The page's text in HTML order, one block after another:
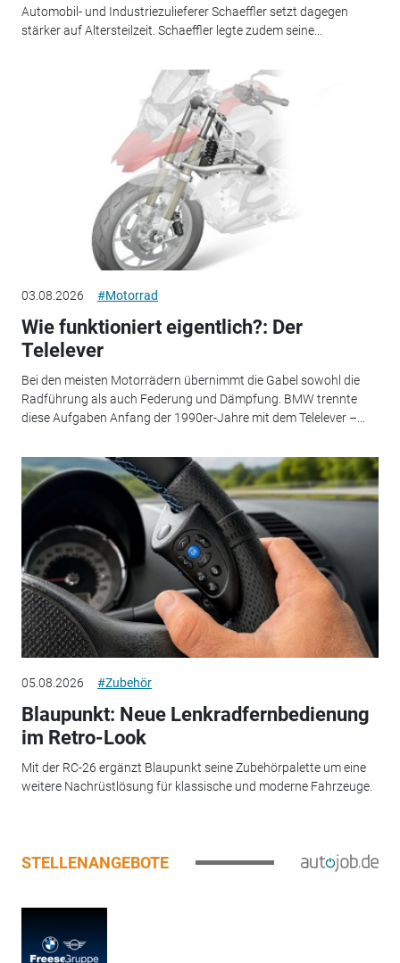
Automobil- und Industriezulieferer Schaeffler setzt dagegen
stärker auf Altersteilzeit. Schaeffler legte zudem seine...
03.08.2026 #Motorrad
Wie funktioniert eigentlich?: Der
Telelever
Bei den meisten Motorrädern übernimmt die Gabel sowohl die
Radführung als auch Federung und Dämpfung. BMW trennte
diese Aufgaben Anfang der 1990er-Jahre mit dem Telelever –...
05.08.2026 #Zubehör
Blaupunkt: Neue Lenkradfernbedienung
im Retro-Look
Mit der RC-26 ergänzt Blaupunkt seine Zubehörpalette um eine
weitere Nachrüstlösung für klassische und moderne Fahrzeuge.
STELLENANGEBOTE